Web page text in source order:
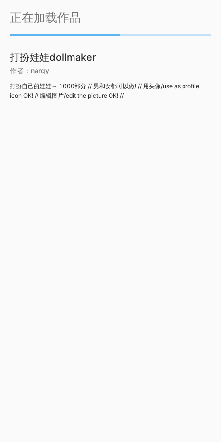
正在加载作品
打扮娃娃dollmaker
作者： narqy
打扮自己的娃娃～ 1000部分 // 男和女都可以做! // 用头像/use as profile
icon OK! // 编辑图片/edit the picture OK! //